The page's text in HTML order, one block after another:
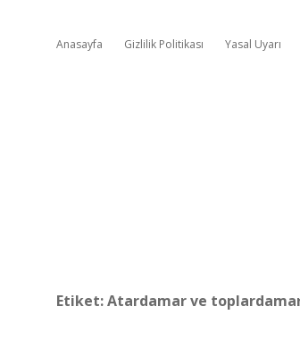
Anasayfa Gizlilik Politikası Yasal Uyarı
Etiket:Atardamar ve